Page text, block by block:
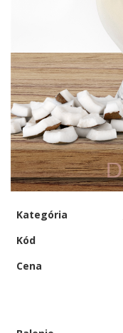
Kategória
Kód
Cena